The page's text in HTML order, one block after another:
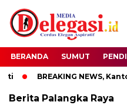
BERANDA SUMUT
BREAKING NEWS,
Berita Palangka Raya